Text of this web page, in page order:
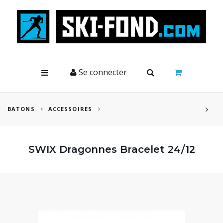
Se connecter
BATONS ACCESSOIRES
SWIX Dragonnes Bracelet 24/12